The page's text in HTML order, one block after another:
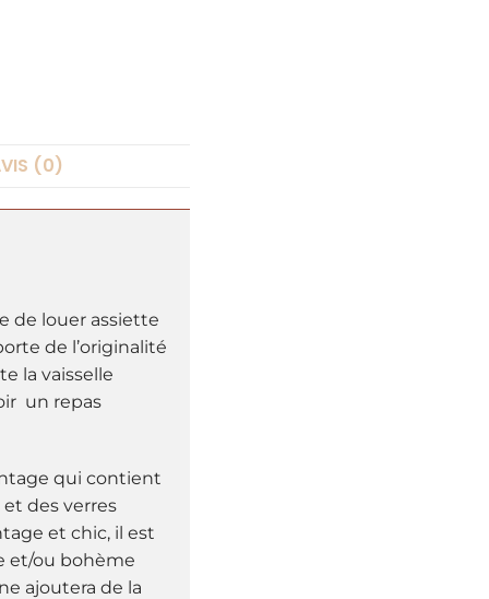
e
(0)
de louer assiette
de l’originalité
la vaisselle
un repas
qui contient
des verres
et chic, il est
et/ou bohème
ajoutera de la